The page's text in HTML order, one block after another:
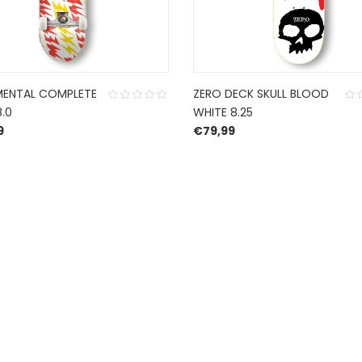
COMPLETE
ZERO DECK SKULL BLOOD
WHITE 8.25
€79,99